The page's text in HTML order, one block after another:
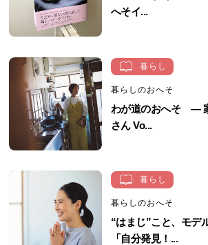
へそイ...
暮らし
暮らしのおへそ
わが道のおへそ ―
さん Vo...
暮らし
暮らしのおへそ
“はまじ”こと、モデ
「自分発見！...